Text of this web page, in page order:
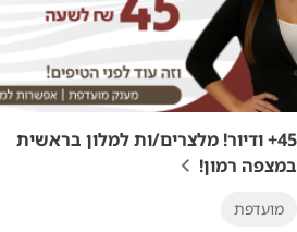
45+ ודיור! מלצרים/ות למלון בראשית
במצפה רמון!
מועדפת